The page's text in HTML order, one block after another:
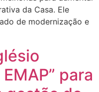
da Casa. Ele
de modernização e
para